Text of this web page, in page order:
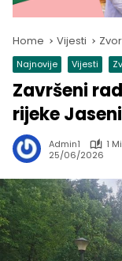
Home Vijesti
Najnovije Vijesti
Završeni
rijeke
Admin1
1
25/06/2026